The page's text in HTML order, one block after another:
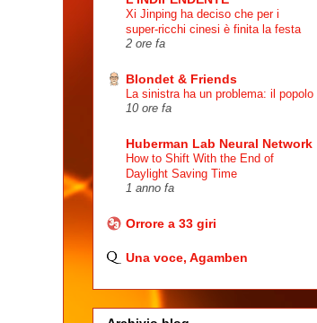
Xi Jinping ha deciso che per i
super-ricchi cinesi è finita la festa
2 ore fa
Blondet & Friends
La sinistra ha un problema: il popolo
10 ore fa
Huberman Lab Neural Network
How to Shift With the End of
Daylight Saving Time
1 anno fa
Orrore a 33 giri
Una voce, Agamben